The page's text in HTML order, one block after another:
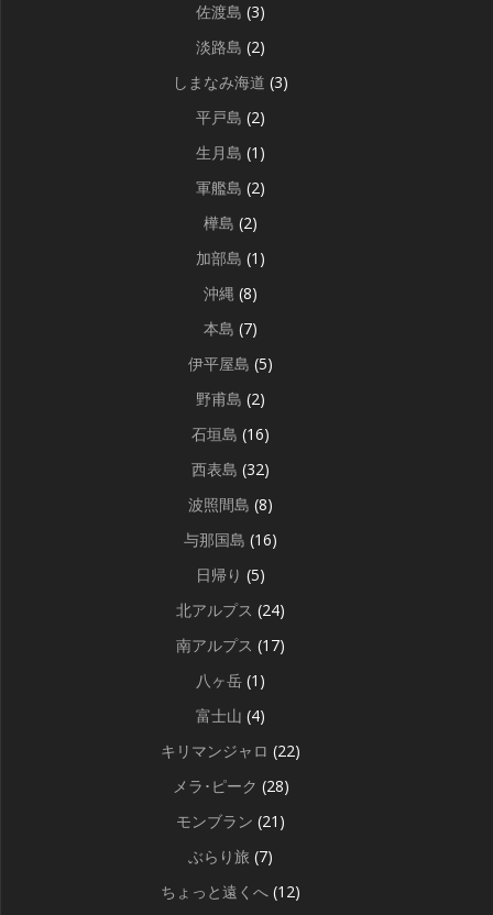
佐渡島 (3)
淡路島 (2)
しまなみ海道 (3)
平戸島 (2)
生月島 (1)
軍艦島 (2)
樺島 (2)
加部島 (1)
沖縄 (8)
本島 (7)
伊平屋島 (5)
野甫島 (2)
石垣島 (16)
西表島 (32)
波照間島 (8)
与那国島 (16)
日帰り (5)
北アルプス (24)
南アルプス (17)
八ヶ岳 (1)
富士山 (4)
キリマンジャロ (22)
メラ･ピーク (28)
モンブラン (21)
ぶらり旅 (7)
ちょっと遠くへ (12)